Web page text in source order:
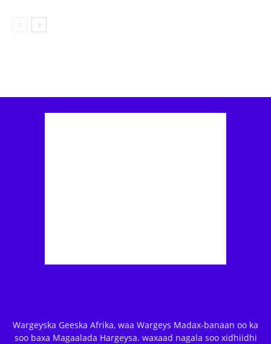
Wargeyska Geeska Afrika, waa Wargeys Madax-banaan oo ka
soo baxa Magaalada Hargeysa. waxaad nagala soo xidhiidhi